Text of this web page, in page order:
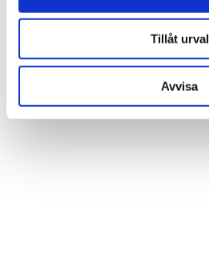
Tillåt urval
Avvisa